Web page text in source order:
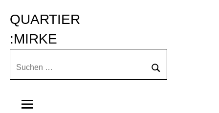
Inhalt
springen
QUARTIER
:MIRKE
Suchen
Suchen